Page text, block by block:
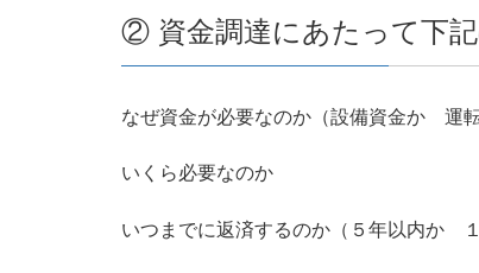
② 資金調達にあたって下
なぜ資金が必要なのか（設備資金か 運転
いくら必要なのか
いつまでに返済するのか（５年以内か